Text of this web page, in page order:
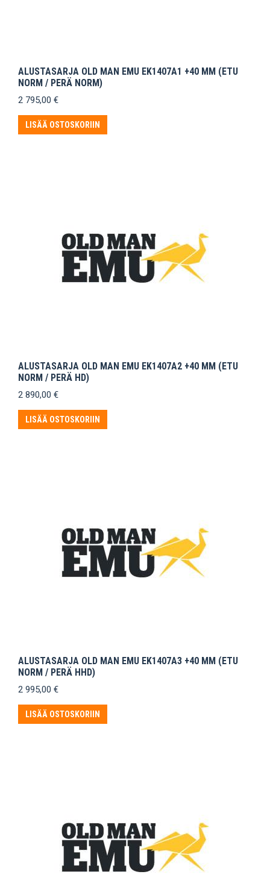
ALUSTASARJA OLD MAN EMU EK1407A1 +40 MM (ETU
NORM / PERÄ NORM)
2 795,00 €
LISÄÄ OSTOSKORIIN
ALUSTASARJA OLD MAN EMU EK1407A2 +40 MM (ETU
NORM / PERÄ HD)
2 890,00 €
LISÄÄ OSTOSKORIIN
ALUSTASARJA OLD MAN EMU EK1407A3 +40 MM (ETU
NORM / PERÄ HHD)
2 995,00 €
LISÄÄ OSTOSKORIIN